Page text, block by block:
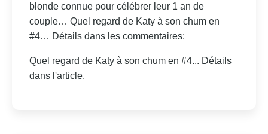
blonde connue pour célébrer leur 1 an de
couple… Quel regard de Katy à son chum en
#4… Détails dans les commentaires:
Quel regard de Katy à son chum en #4... Détails
dans l'article.